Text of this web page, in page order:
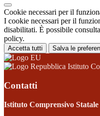
Cookie necessari per il
I cookie necessari per il
disabilitati. È possibile
policy.
Accetta tutti Salva le
Istituto
Contatti
Istituto Comprensivo Statale